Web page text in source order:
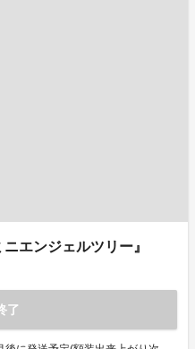
エンジェルツリー』
了